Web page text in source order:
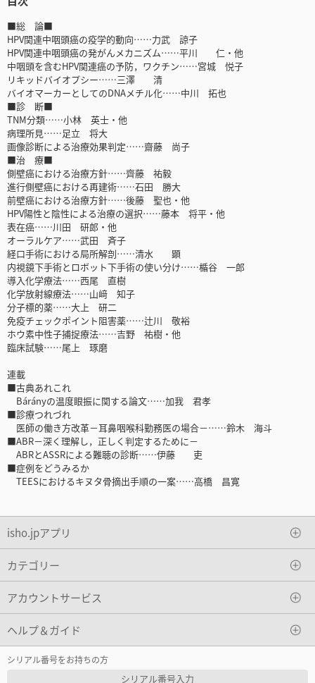
■総 論■
HPV関連中咽頭癌の疫学的動向……力武 諒子
HPV関連中咽頭癌の発がんメカニズム……平川 仁・他
中咽頭を含むHPV関連癌の予防，ワクチン……宮城 悦子
リキッドバイオプシー……三澤 清
バイオマーカーとしてのDNAメチル化……中川 拓也
■診 断■
TNM分類……小林 英士・他
病理所見……足立 将大
画像診断による治療効果判定……齋藤 尚子
■治 療■
側壁癌における治療方針……齊藤 祐毅
進行側壁癌における再建術……石田 勝大
前壁癌における治療方針……後藤 聖也・他
HPV陽性と陰性による治療の選択……藤本 将平・他
表在癌……川田 研郎・他
オーラルケア……武田 斉子
経口手術における局所解剖……清水 顕
内視鏡下手術とロボット下手術の使い分け……楯谷 一郎
導入化学療法……西尾 直樹
化学放射線療法……山﨑 知子
分子標的薬……大上 研二
免疫チェックポイント阻害薬……辻川 敬裕
ホウ素中性子捕捉療法……吉野 祐樹・他
臨床試験……尾上 琢磨
連載
■古典あれこれ
Bárányの温度眼振に関する論文……加我 君孝
■診療つれづれ
医師の働き方改革－耳鼻咽喉科勤務医の場合－……鈴木 海斗
■ABR－深く理解し，正しく判定するために－
ABRとASSRによる難聴の診断……伊藤 吏
■症例をどうみるか
TEESにおけるキヌタ骨摘出手順の一案……高橋 昌寛
isho.jpアプリ
カテゴリー
アカウントサービス
ヘルプ＆ガイド
シリアル番号をお持ちの方
シリアル番号入力